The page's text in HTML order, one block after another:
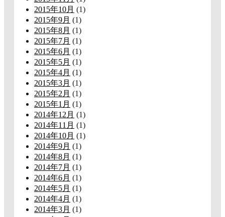
2015年10月 (1)
2015年9月 (1)
2015年8月 (1)
2015年7月 (1)
2015年6月 (1)
2015年5月 (1)
2015年4月 (1)
2015年3月 (1)
2015年2月 (1)
2015年1月 (1)
2014年12月 (1)
2014年11月 (1)
2014年10月 (1)
2014年9月 (1)
2014年8月 (1)
2014年7月 (1)
2014年6月 (1)
2014年5月 (1)
2014年4月 (1)
2014年3月 (1)